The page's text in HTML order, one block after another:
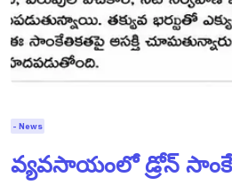
- News
వ్యవసాయంలో డ్రోన్